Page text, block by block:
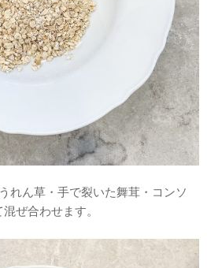
ん草・手で裂いた舞茸・コンソ
ぜ合わせます。